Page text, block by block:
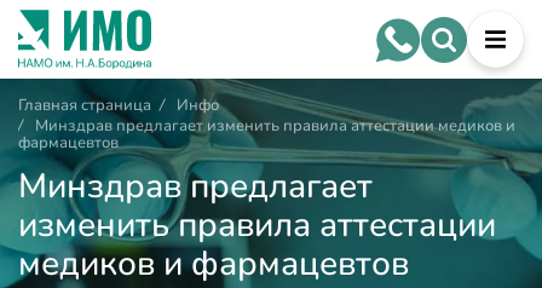
Главная страница /
Инфо
/
Минздрав предлагает изменить правила аттестации медиков и
фармацевтов
Минздрав предлагает
изменить правила аттестации
медиков и фармацевтов